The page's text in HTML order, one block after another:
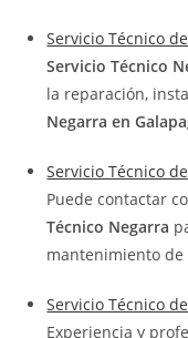
Servicio Técnico
Servicio Técnico
la reparación,
Negarra en
Servicio Técnico
Puede contactar
Técnico Negarra
mantenimiento de
Servicio Técnico
Experiencia y